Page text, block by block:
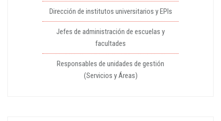
Dirección de institutos universitarios y EPIs
Jefes de administración de escuelas y
facultades
Responsables de unidades de gestión
(Servicios y Áreas)